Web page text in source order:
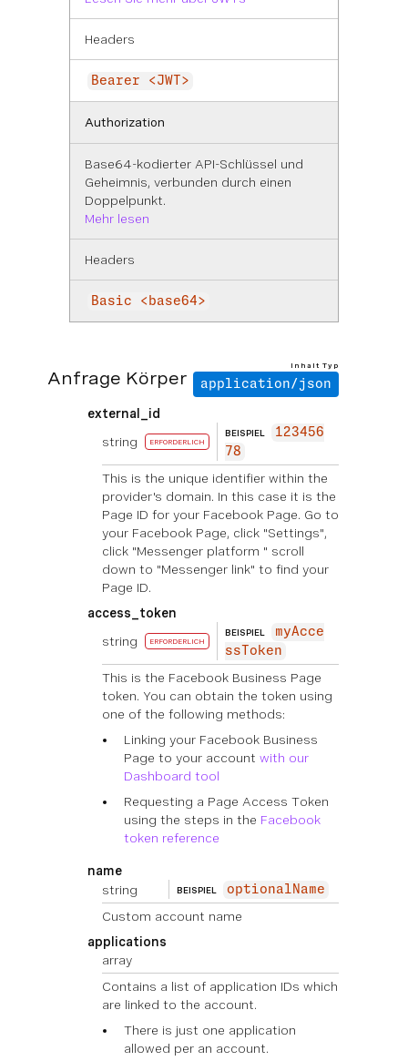
Headers
Bearer <JWT>
Authorization
Base64-kodierter API-Schlüssel und
Geheimnis, verbunden durch einen
Doppelpunkt.
Mehr lesen
Headers
Basic <base64>
Anfrage Körper
Inhalt Typ
application/json
external_id
string
ERFORDERLICH
BEISPIEL
123456
78
This is the unique identifier within the
provider's domain. In this case it is the
Page ID for your Facebook Page. Go to
your Facebook Page, click "Settings",
click "Messenger platform " scroll
down to "Messenger link" to find your
Page ID.
access_token
string
ERFORDERLICH
BEISPIEL
myAcce
ssToken
This is the Facebook Business Page
token. You can obtain the token using
one of the following methods:
Linking your Facebook Business
Page to your account with our
Dashboard tool
Requesting a Page Access Token
using the steps in the Facebook
token reference
name
string
BEISPIEL optionalName
Custom account name
applications
array
Contains a list of application IDs which
are linked to the account.
There is just one application
allowed per an account.